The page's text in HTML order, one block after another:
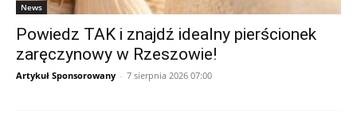
News
Powiedz TAK i znajdź idealny pierścionek
zaręczynowy w Rzeszowie!
Artykuł Sponsorowany - 7 sierpnia 2026 07:00